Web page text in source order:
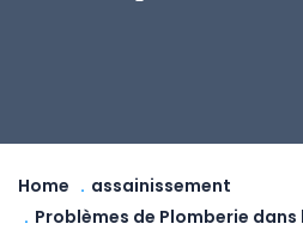
Home
assainissement
Problèmes de Plomberie dans